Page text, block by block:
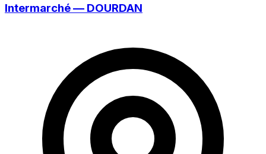
Intermarché — DOURDAN